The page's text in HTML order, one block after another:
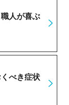
人が喜ぶ
べき症状